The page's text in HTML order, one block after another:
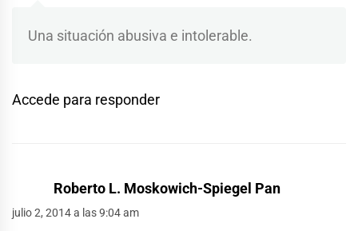
Una situación abusiva e intolerable.
Accede para responder
Roberto L. Moskowich-Spiegel Pan
julio 2, 2014 a las 9:04 am